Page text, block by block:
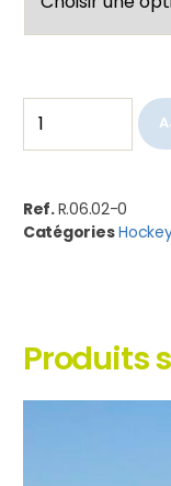
Ref.R.06.02-0
Catégories
Produits